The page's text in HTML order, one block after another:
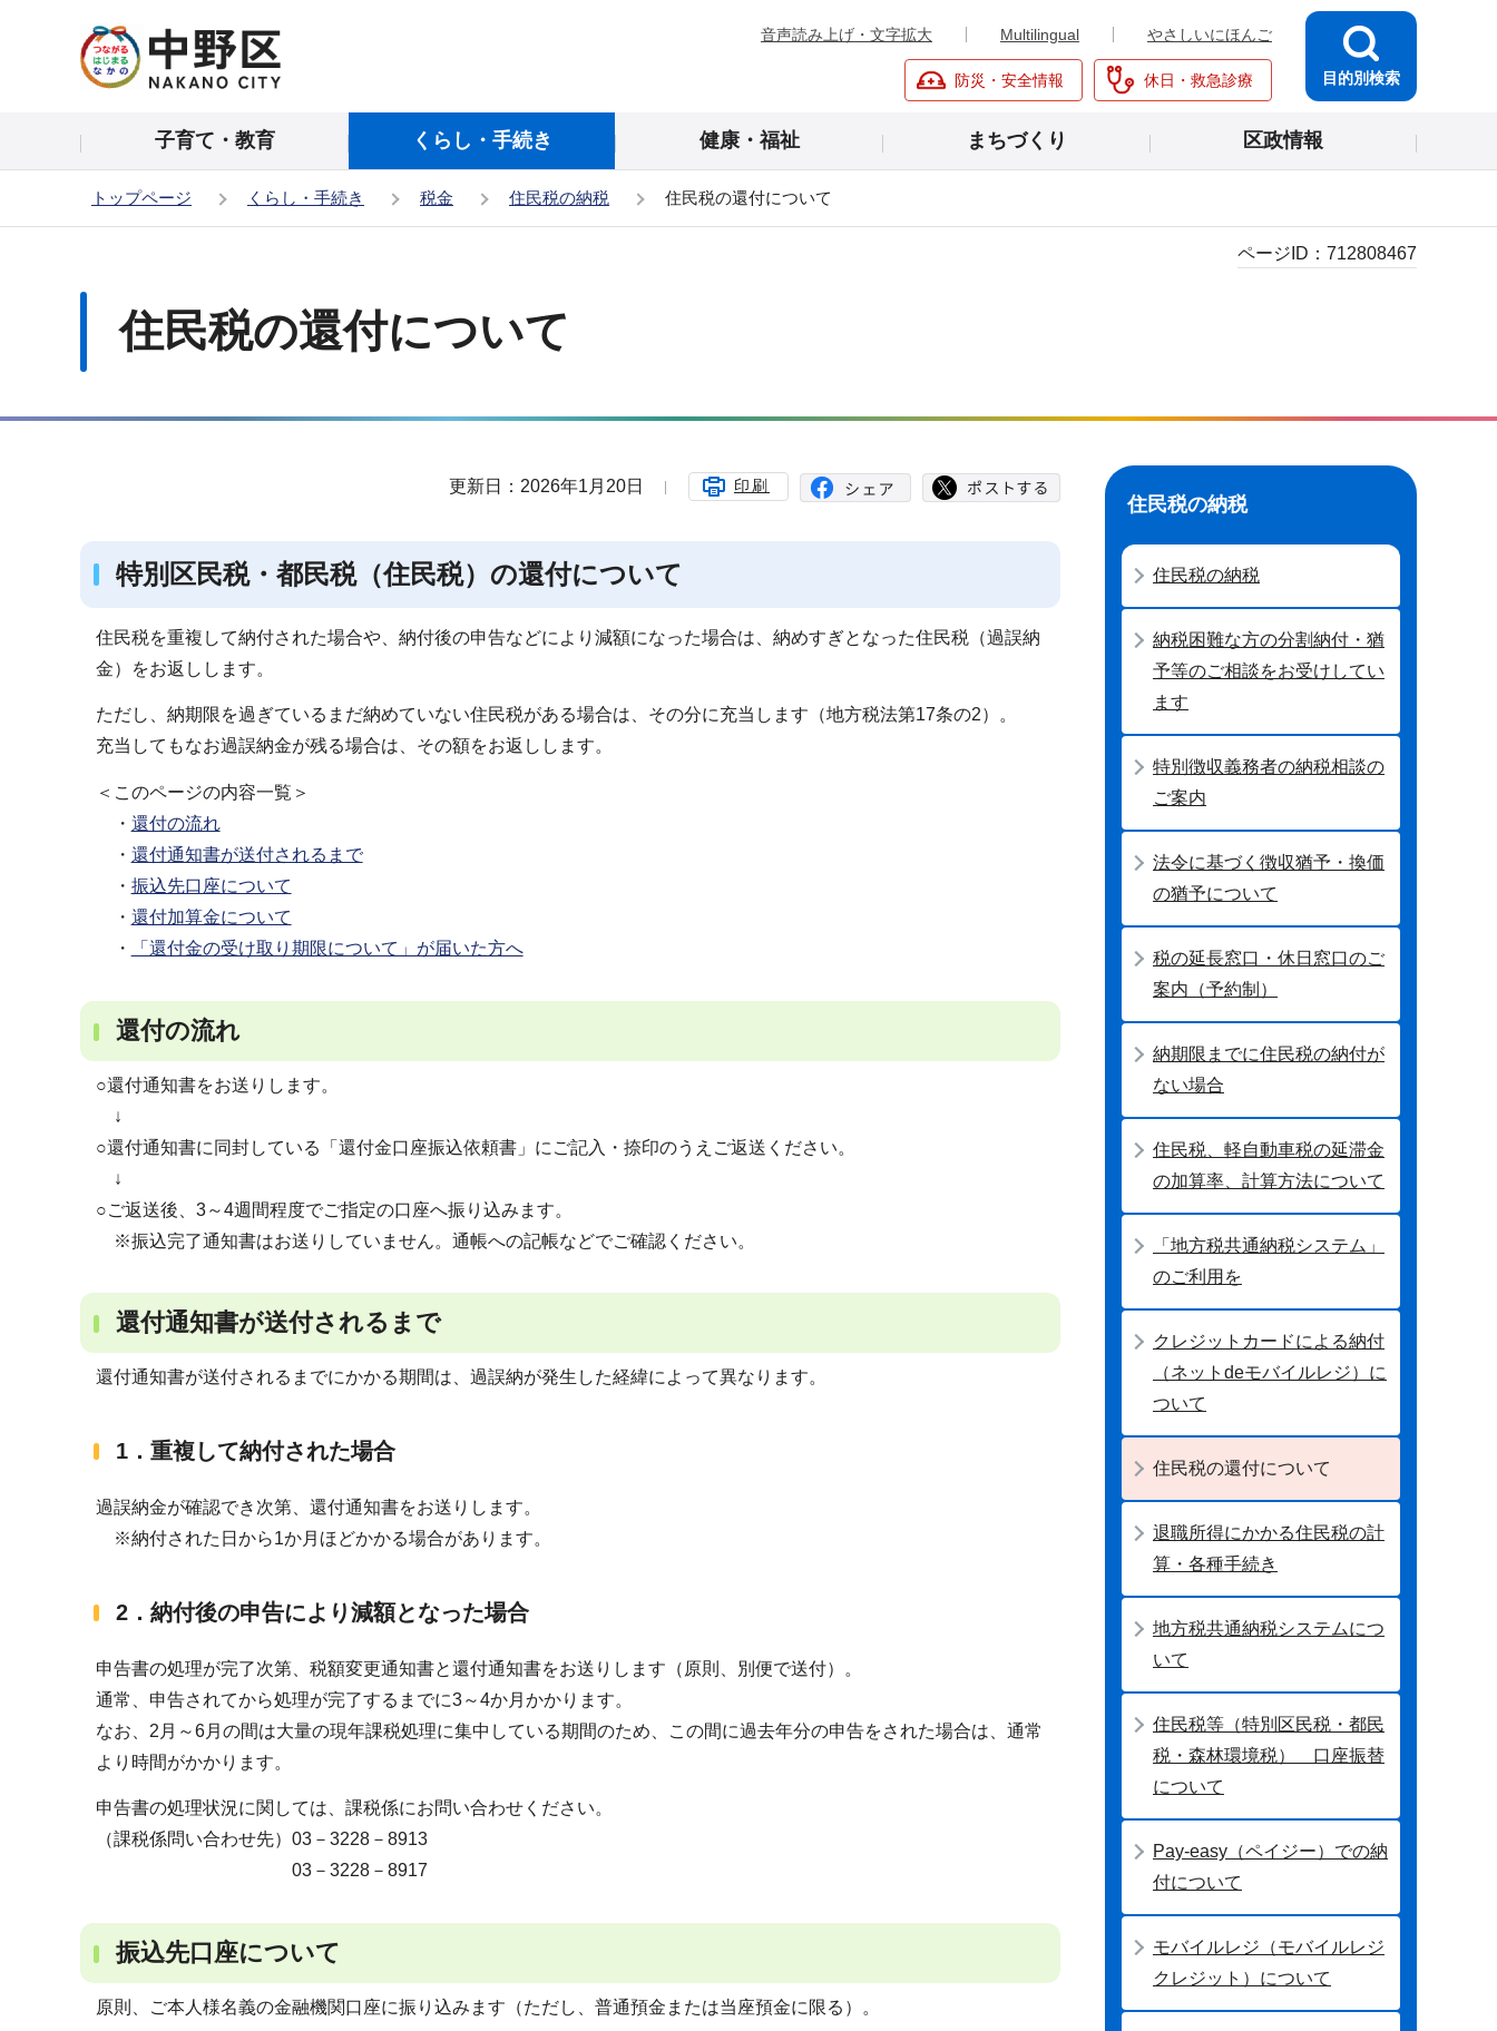
の
頭
音声読み上げ・文字拡大 Multilingual やさしいにほんご
防災・安全情報 休日・救急診療 目的別検索
子育て・教育 くらし・手続き 健康・福祉 まちづくり 区政情報
トップページ くらし・手続き 税金 住民税の納税 住民税の還付について
住民税の還付について
ページID： 712808467
更新日：2026年1月20日 印刷
特別区民税・都民税（住民税）の還付について
住民税を重複して納付された場合や、納付後の申告などにより減額になった場合は、納めすぎとなった住民税（過誤納
金）をお返しします。
ただし、納期限を過ぎているまだ納めていない住民税がある場合は、その分に充当します（地方税法第17条の2）。
充当してもなお過誤納金が残る場合は、その額をお返しします。
＜このページの内容一覧＞
・ 還付の流れ
・ 還付通知書が送付されるまで
・ 振込先口座について
・ 還付加算金について
・
「還付金の受け取り期限について」が届いた方へ
還付の流れ
○還付通知書をお送りします。
↓
○還付通知書に同封している「還付金口座振込依頼書」にご記入・捺印のうえご返送ください。
↓
○ご返送後、3～4週間程度でご指定の口座へ振り込みます。
※振込完了通知書はお送りしていません。通帳への記帳などでご確認ください。
還付通知書が送付されるまで
還付通知書が送付されるまでにかかる期間は、過誤納が発生した経緯によって異なります。
1．重複して納付された場合
過誤納金が確認でき次第、還付通知書をお送りします。
※納付された日から1か月ほどかかる場合があります。
2．納付後の申告により減額となった場合
申告書の処理が完了次第、税額変更通知書と還付通知書をお送りします（原則、別便で送付）。
通常、申告されてから処理が完了するまでに3～4か月かかります。
なお、2月～6月の間は大量の現年課税処理に集中している期間のため、この間に過去年分の申告をされた場合は、通常
より時間がかかります。
申告書の処理状況に関しては、課税係にお問い合わせください。
（課税係問い合わせ先）03－3228－8913
03－3228－8917
振込先口座について
原則、ご本人様名義の金融機関口座に振り込みます（ただし、普通預金または当座預金に限る）。
ー
シ
住民税の納税
住民税の納税
納税困難な方の分割納付・猶
予等のご相談をお受けしてい
ます
特別徴収義務者の納税相談の
ご案内
法令に基づく徴収猶予・換価
の猶予について
税の延長窓口・休日窓口のご
案内（予約制）
納期限までに住民税の納付が
ない場合
住民税、軽自動車税の延滞金
の加算率、計算方法について
「地方税共通納税システム」
のご利用を
クレジットカードによる納付
（ネットdeモバイルレジ）に
ついて
住民税の還付について
退職所得にかかる住民税の計
算・各種手続き
地方税共通納税システムにつ
いて
住民税等（特別区民税・都民
税・森林環境税） 口座振替
について
Pay-easy（ペイジー）での納
付について
モバイルレジ（モバイルレジ
クレジット）について